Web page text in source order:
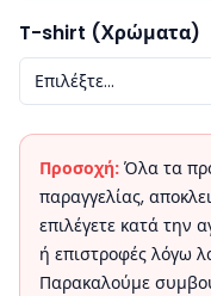
T-shirt (Χρώματα)
Επιλέξτε...
Προσοχή: Όλα τα
παραγγελίας,
επιλέγετε κατά την
ή επιστροφές λόγω
Παρακαλούμε